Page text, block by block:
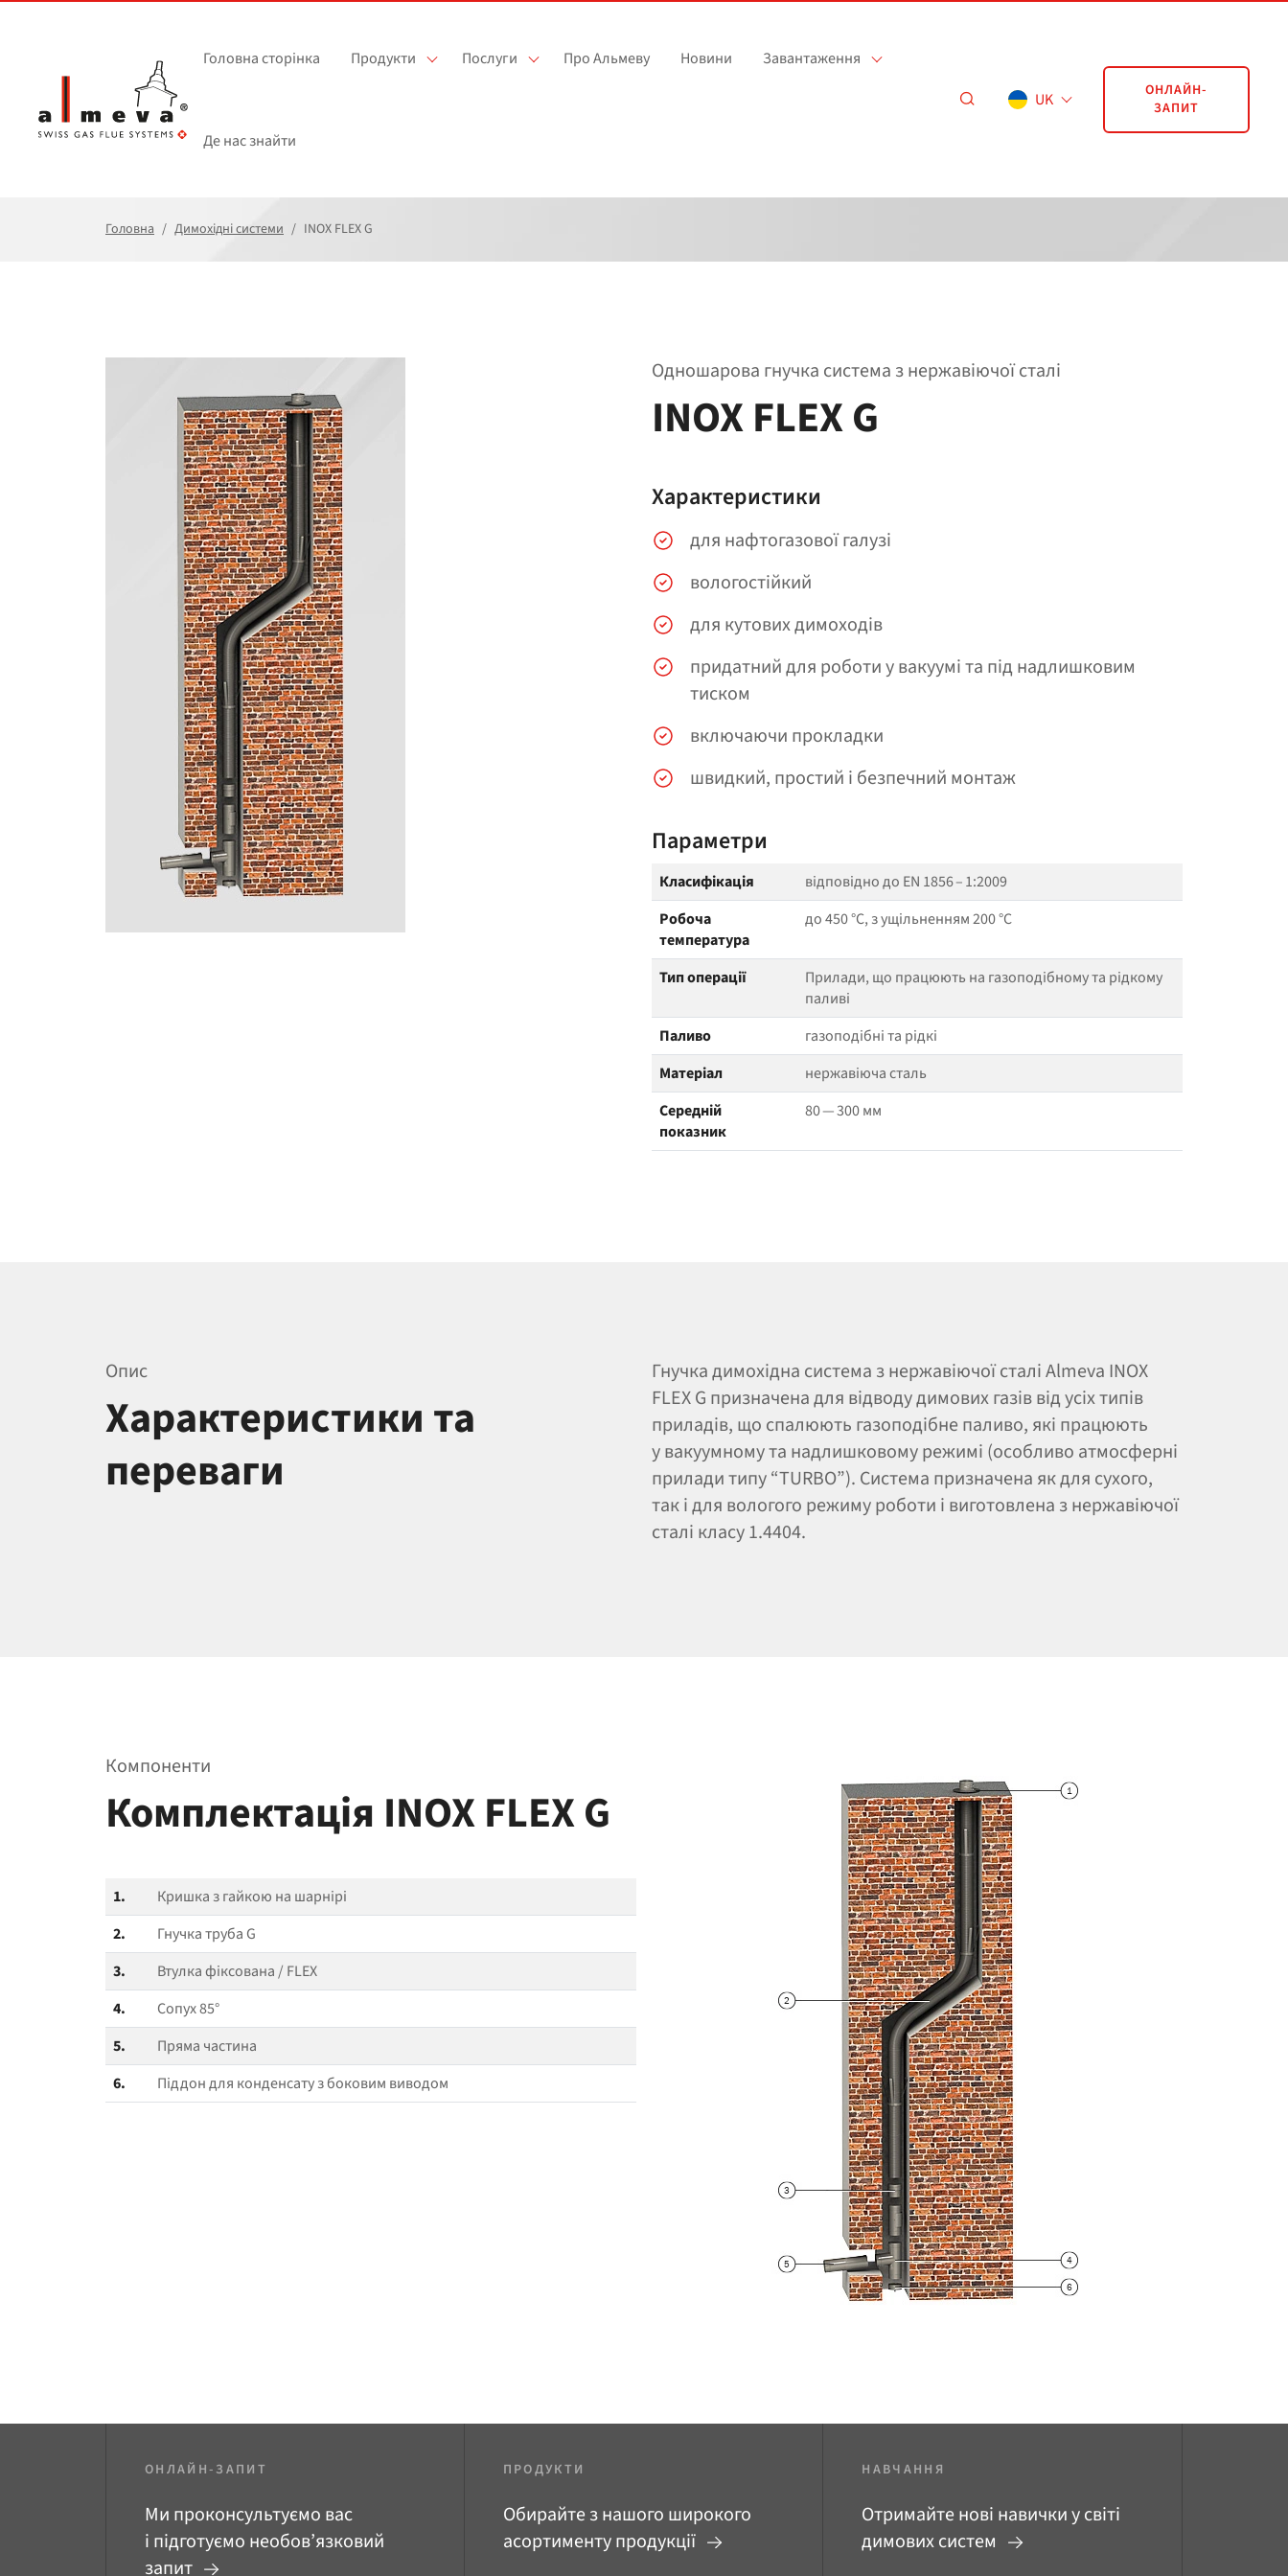
Головна сторінка Продукти Послуги Про Альмеву Новини Завантаження
Де нас знайти
UK
ОНЛАЙН-
ЗАПИТ
Головна Димохідні системи INOX FLEX G
Одношарова гнучка система з нержавіючої сталі
INOX FLEX G
Характеристики
для нафтогазової галузі
вологостійкий
для кутових димоходів
придатний для роботи у вакуумі та під надлишковим
тиском
включаючи прокладки
швидкий, простий і безпечний монтаж
Параметри
Класифікація
відповідно до EN 1856 – 1:2009
Робоча
температура
до 450 °C, з ущільненням 200 °C
Тип операції
Прилади, що працюють на газоподібному та рідкому
паливі
Паливо
газоподібні та рідкі
Матеріал
нержавіюча сталь
Середній
показник
80 — 300 мм
Опис
Характеристики та
переваги
Гнучка димохідна система з нержавіючої сталі Almeva INOX
FLEX G призначена для відводу димових газів від усіх типів
приладів, що спалюють газоподібне паливо, які працюють
у вакуумному та надлишковому режимі (особливо атмосферні
прилади типу “TURBO”). Система призначена як для сухого,
так і для вологого режиму роботи і виготовлена з нержавіючої
сталі класу 1.4404.
Компоненти
Комплектація INOX FLEX G
1.
Кришка з гайкою на шарнірі
2.
Гнучка труба G
3.
Втулка фіксована / FLEX
4.
Сопух 85°
5.
Пряма частина
6.
Піддон для конденсату з боковим виводом
ОНЛАЙН-ЗАПИТ
Ми проконсультуємо вас
і підготуємо необов’язковий
запит
ПРОДУКТИ
Обирайте з нашого широкого
асортименту продукції
НАВЧАННЯ
Отримайте нові навички у світі
димових систем